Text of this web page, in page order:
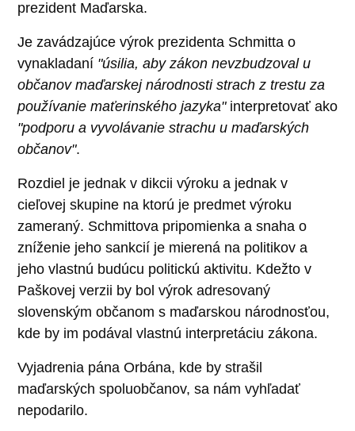
prezident Maďarska.
Je zavádzajúce výrok prezidenta Schmitta o
vynakladaní "úsilia, aby zákon nevzbudzoval u
občanov maďarskej národnosti strach z trestu za
používanie maťerinského jazyka"interpretovať ako
"podporu a vyvolávanie strachu u maďarských
občanov".
Rozdiel je jednak v dikcii výroku a jednak v
cieľovej skupine na ktorú je predmet výroku
zameraný. Schmittova pripomienka a snaha o
zníženie jeho sankcií je mierená na politikov a
jeho vlastnú budúcu politickú aktivitu. Kdežto v
Paškovej verzii by bol výrok adresovaný
slovenským občanom s maďarskou národnosťou,
kde by im podával vlastnú interpretáciu zákona.
Vyjadrenia pána Orbána, kde by strašil
maďarských spoluobčanov, sa nám vyhľadať
nepodarilo.